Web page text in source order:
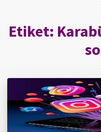
Etiket: